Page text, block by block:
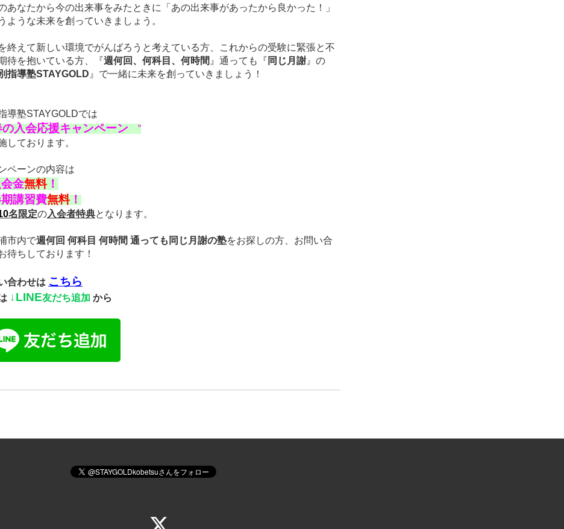
あなたから今の出来事をみたときに「あの出来事があったから良かった！」
ような未来を創っていきましょう。
終えて新しい環境でがんばろうと考えている方、これからの受験に緊張と不
待を抱いている方、『週何回、何科目、何時間 』通っても『 同じ月謝 』 の
指導塾STAYGOLD 』で一緒に未来を創っていきましょう！
導塾STAYGOLDでは
の入会応援キャンペーン
”
しております。
ペーンの内容は
会金無料！
講習費無料！
名限定の入会者特典となります。
市内で週何回 何科目 何時間 通っても同じ月謝の塾をお探しの方、 お問い合
待ちしております！
合わせは こちら
↓LINE友だち追加 から